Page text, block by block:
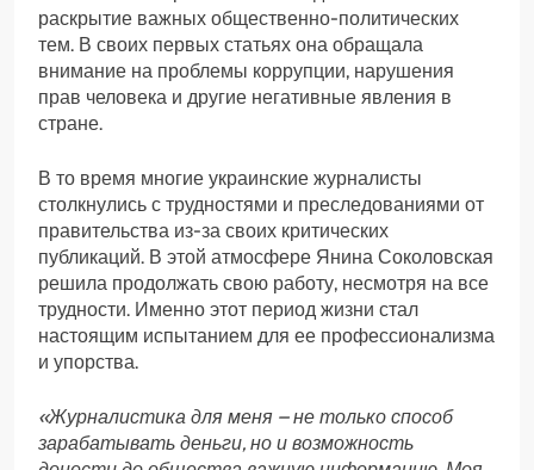
раскрытие важных общественно-политических
тем. В своих первых статьях она обращала
внимание на проблемы коррупции, нарушения
прав человека и другие негативные явления в
стране.
В то время многие украинские журналисты
столкнулись с трудностями и преследованиями от
правительства из-за своих критических
публикаций. В этой атмосфере Янина Соколовская
решила продолжать свою работу, несмотря на все
трудности. Именно этот период жизни стал
настоящим испытанием для ее профессионализма
и упорства.
«Журналистика для меня – не только способ
зарабатывать деньги, но и возможность